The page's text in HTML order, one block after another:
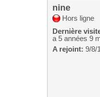
nine
Hors ligne
Dernière
a 5 années 9
A rejoint: 9/8/